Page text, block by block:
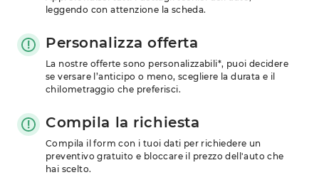
leggendo con attenzione la scheda.
Personalizza offerta
La nostre offerte sono personalizzabili*, puoi decidere
se versare l’anticipo o meno, scegliere la durata e il
chilometraggio che preferisci.
Compila la richiesta
Compila il form con i tuoi dati per richiedere un
preventivo gratuito e bloccare il prezzo dell'auto che
hai scelto.